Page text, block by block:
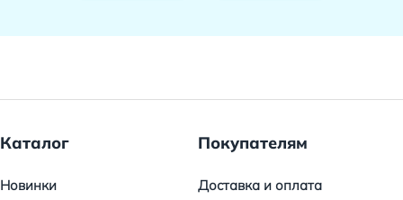
Каталог
Новинки
Покупателям
Доставка и оплата